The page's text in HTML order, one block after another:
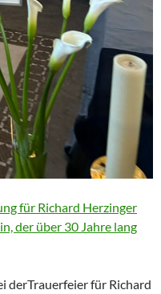
für Richard Herzinger
der über 30 Jahre lang
derTrauerfeier für Richard